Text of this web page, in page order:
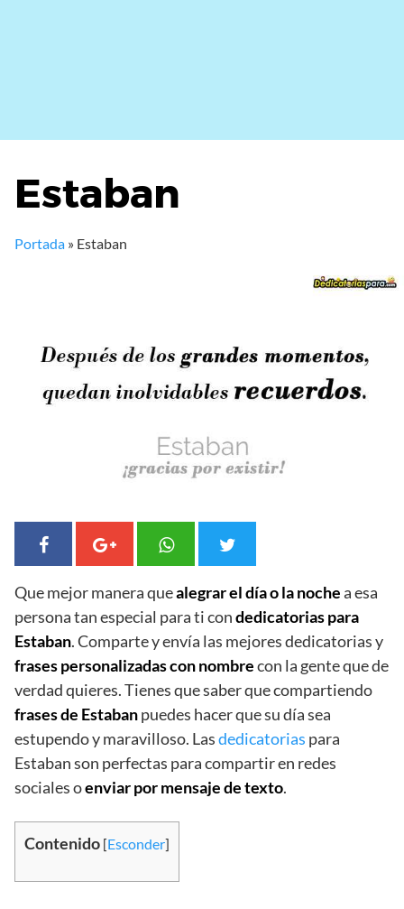
Estaban
Portada » Estaban
Que mejor manera quealegrar el día o la nochea esa
persona tan especial para ti condedicatorias para
Estaban. Comparte y envía las mejores dedicatorias y
frases personalizadas con nombrecon la gente que de
verdad quieres. Tienes que saber que compartiendo
frases de Estabanpuedes hacer que su día sea
estupendo y maravilloso. Lasdedicatorias para
Estaban son perfectas para compartir en redes
sociales oenviar por mensaje de texto.
Contenido [Esconder]